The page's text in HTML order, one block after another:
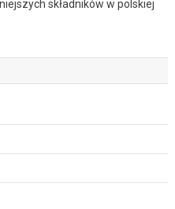
składników w polskiej